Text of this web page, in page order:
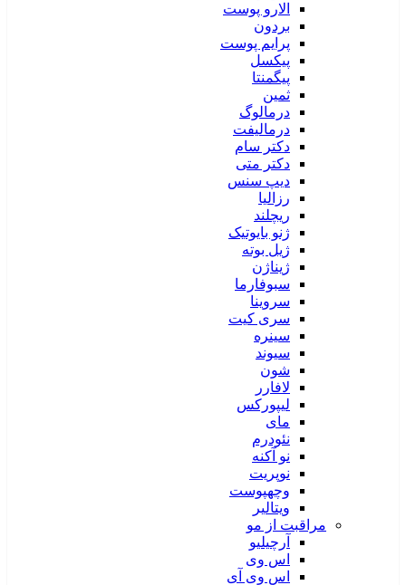
الارو پوست
بردون
پرایم پوست
پیکسل
پیگمنتا
ثمین
درمالوگ
درمالیفت
دکتر سام
دکتر متی
دیپ سنس
رزالیا
ریچلند
ژنو بایوتیک
ژیل بوته
ژیناژن
سبوفارما
سروینا
سری کیت
سینره
سیوند
شون
لافارر
لیپورکس
مای
نئودرم
نو آکنه
نوپریت
وچهپوست
ویتالیر
مراقبت از مو
آرچیلیو
اس وی
اس وی آی